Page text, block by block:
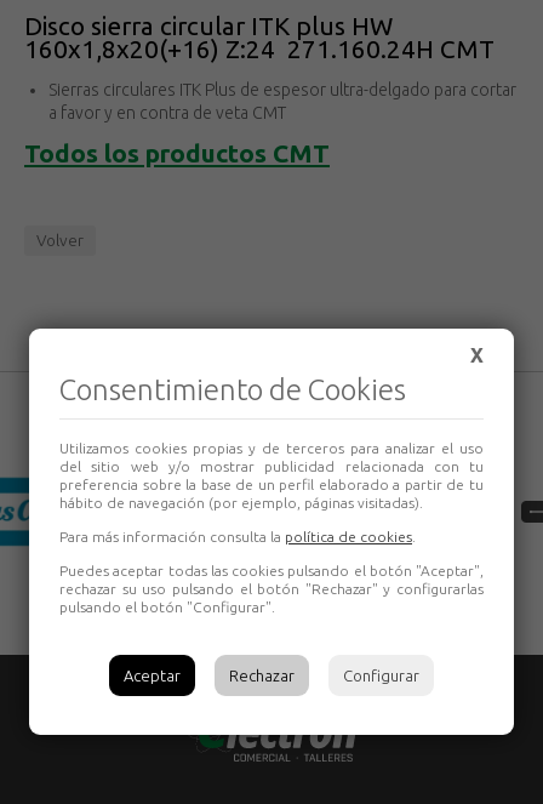
Disco sierra circular ITK plus HW
160x1,8x20(+16) Z:24 271.160.24H CMT
Sierras circulares ITK Plus de espesor ultra-delgado para cortar
a favor y en contra de veta CMT
Todos los productos CMT
Volver
X
Consentimiento de Cookies
Utilizamos cookies propias y de terceros para analizar el uso
del sitio web y/o mostrar publicidad relacionada con tu
preferencia sobre la base de un perfil elaborado a partir de tu
hábito de navegación (por ejemplo, páginas visitadas).
Para más información consulta la política de cookies
Puedes aceptar todas las cookies pulsando el botón "Aceptar",
rechazar su uso pulsando el botón "Rechazar" y configurarlas
pulsando el botón "Configurar".
Aceptar Rechazar Configurar